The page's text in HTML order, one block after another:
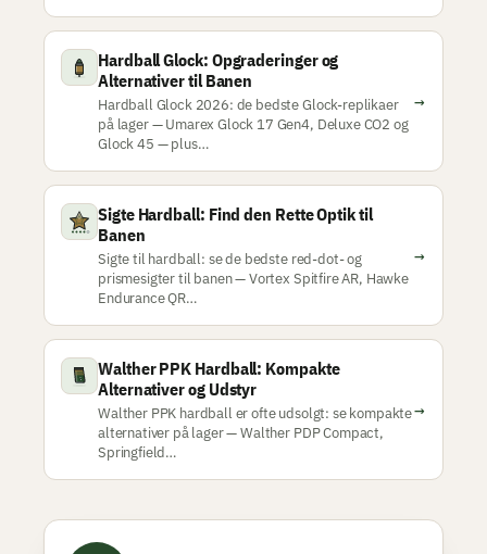
Hardball Glock: Opgraderinger og
Alternativer til Banen
Hardball Glock 2026: de bedste Glock-replikaer
på lager — Umarex Glock 17 Gen4, Deluxe CO2 og
Glock 45 — plus…
→
Sigte Hardball: Find den Rette Optik til
Banen
Sigte til hardball: se de bedste red-dot- og
prismesigter til banen — Vortex Spitfire AR, Hawke
Endurance QR…
→
Walther PPK Hardball: Kompakte
Alternativer og Udstyr
Walther PPK hardball er ofte udsolgt: se kompakte
alternativer på lager — Walther PDP Compact,
Springfield…
→